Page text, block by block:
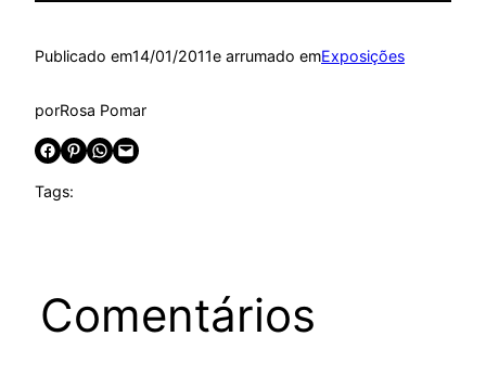
Publicado em14/01/2011e arrumado emExposições
porRosa Pomar
Share on Facebook Share on Pinterest Share on WhatsApp Email this Page
Tags:
Comentários